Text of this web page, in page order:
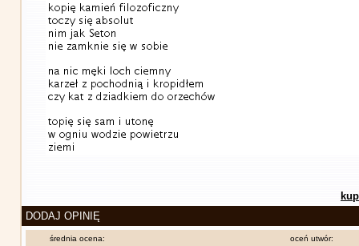
DODAJ OPINIĘ
średnia ocena: oceń utwór: